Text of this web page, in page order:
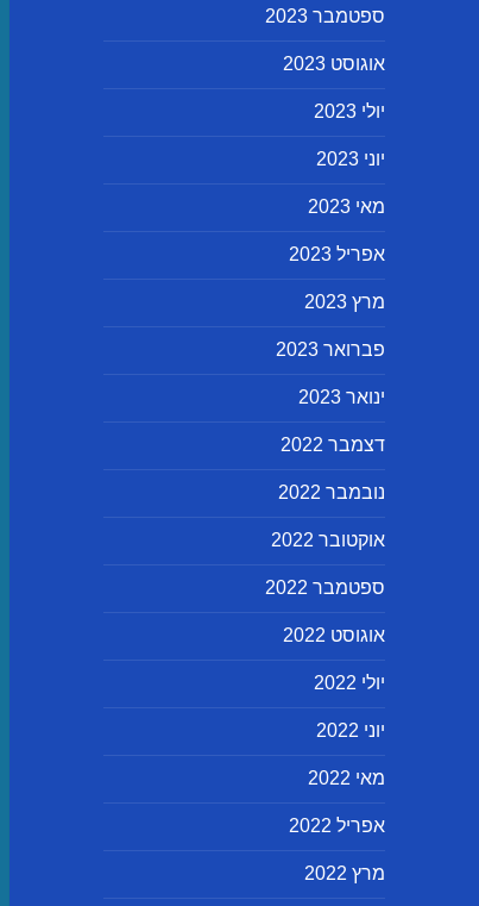
ספטמבר 2023
אוגוסט 2023
יולי 2023
יוני 2023
מאי 2023
אפריל 2023
מרץ 2023
פברואר 2023
ינואר 2023
דצמבר 2022
נובמבר 2022
אוקטובר 2022
ספטמבר 2022
אוגוסט 2022
יולי 2022
יוני 2022
מאי 2022
אפריל 2022
מרץ 2022